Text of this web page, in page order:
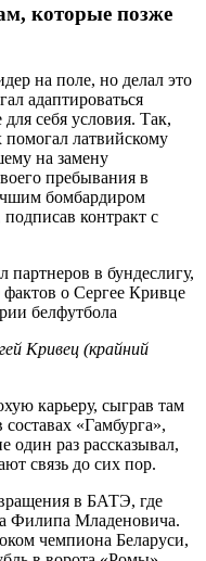
которые позже
на поле, но делал это
адаптироваться
себя условия. Так,
латвийскому
на замену
пребывания в
бомбардиром
контракт с
Кривец (крайний
карьеру, сыграв там
«Гамбурга»,
один раз рассказывал,
связь до сих пор.
в БАТЭ, где
Филипа Младеновича.
чемпиона Беларуси,